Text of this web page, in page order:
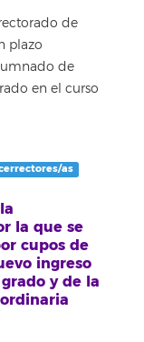
de
plazo
de
en el curso
as
la que se
cupos de
ingreso
y de la